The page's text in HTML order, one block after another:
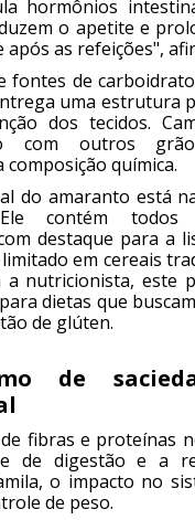
hormônios
o apetite e
após as refeições",
fontes de
uma estrutura
dos tecidos.
com outros
composição química.
do amaranto está
contém todos
destaque para a
em cereais
a nutricionista, este
dietas que
de glúten.
de
fibras e proteínas
de digestão e a
o impacto no
de peso.